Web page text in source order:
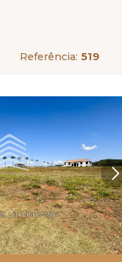
Referência: 519